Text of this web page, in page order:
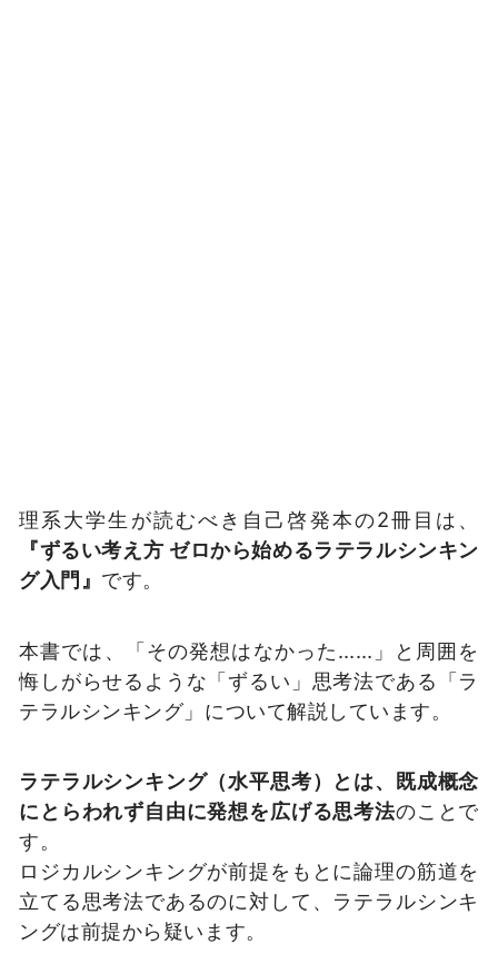
理系大学生が読むべき自己啓発本の2冊目は、
『ずるい考え方 ゼロから始めるラテラルシンキン
グ入門』 です。
本書では、「その発想はなかった……」と周囲を
悔しがらせるような「ずるい」思考法である「ラ
テラルシンキング」について解説しています。
ラテラルシンキング（水平思考）とは、既成概念
にとらわれず自由に発想を広げる思考法のことで
す。
ロジカルシンキングが前提をもとに論理の筋道を
立てる思考法であるのに対して、ラテラルシンキ
ングは前提から疑います。